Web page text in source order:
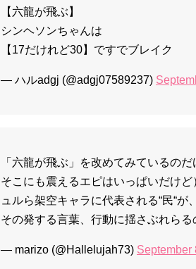
【六龍が飛ぶ】
シンヘソンちゃんは
【17だけれど30】ですでブレイク
— ハルadgj (@adgj07589237)
「六龍が飛ぶ」を改めてみているの
そこにも震えるエピはいっぱいだけ
ュルら架空キャラに代表される“民“が
その発する言葉、行動に揺さぶれらる
— marizo (@Hallelujah73) September